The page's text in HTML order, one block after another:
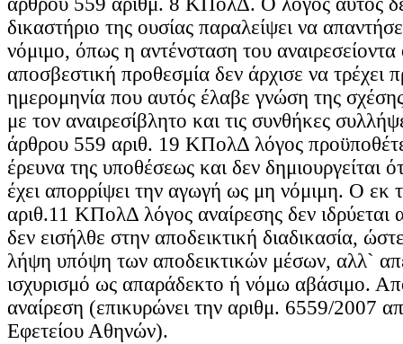
δικαστήριο της ουσίας παραλείψει να
νόμιμο, όπως η αντένσταση του αναιρεσείοντα
αποσβεστική προθεσμία δεν άρχισε να τρέχει
ημερομηνία που αυτός έλαβε γνώση της
με τον αναιρεσίβλητο και τις συνθήκες
άρθρου 559 αριθ. 19 ΚΠολΔ λόγος
έρευνα της υποθέσεως και δεν δημιουργείται
έχει απορρίψει την αγωγή ως μη νόμιμη. Ο εκ
αριθ.11 ΚΠολΔ λόγος αναίρεσης δεν ιδρύεται
δεν εισήλθε στην αποδεικτική διαδικασία,
λήψη υπόψη των αποδεικτικών μέσων, αλλ`
ισχυρισμό ως απαράδεκτο ή νόμω αβάσιμο.
αναίρεση (επικυρώνει την αριθμ. 6559/2007
Εφετείου Αθηνών).